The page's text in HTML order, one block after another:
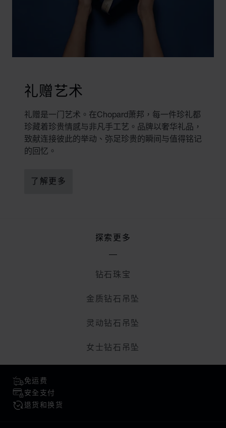
礼赠艺术
礼赠是一门艺术。在Chopard萧邦，每一件珍礼都
珍藏着珍贵情感与非凡手工艺。品牌以奢华礼品，
致献连接彼此的举动、弥足珍贵的瞬间与值得铭记
的回忆。
了解更多
探索更多
钻石珠宝
金质钻石吊坠
灵动钻石吊坠
女士钻石吊坠
免运费
安全支付
退货和换货